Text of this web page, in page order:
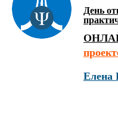
День
Елена